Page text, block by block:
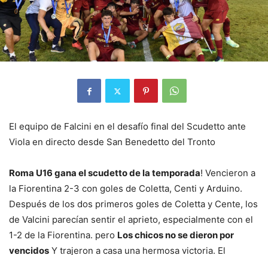
El equipo de Falcini en el desafío final del Scudetto ante
Viola en directo desde San Benedetto del Tronto
Roma U16 gana el scudetto de la temporada! Vencieron a
la Fiorentina 2-3 con goles de Coletta, Centi y Arduino.
Después de los dos primeros goles de Coletta y Cente, los
de Valcini parecían sentir el aprieto, especialmente con el
1-2 de la Fiorentina. pero Los chicos no se dieron por
vencidos Y trajeron a casa una hermosa victoria. El